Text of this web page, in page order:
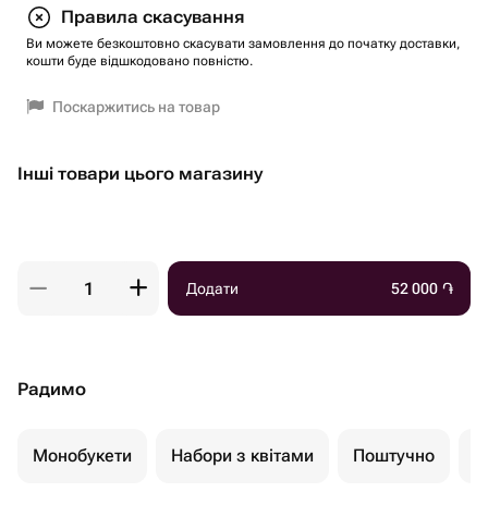
Правила скасування
Ви можете безкоштовно скасувати замовлення до початку доставки,
кошти буде відшкодовано повністю.
Поскаржитись на товар
Інші товари цього магазину
Додати 52 000 ֏
Радимо
Монобукети Набори з квітами Поштучно